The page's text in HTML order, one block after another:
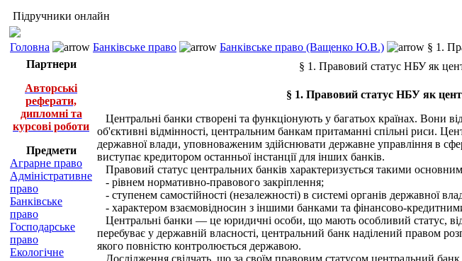
Підручники онлайн
Головна Банківське право Банківське право (Ващенко Ю.В.)
§ 1.
Партнери
Авторські
реферати,
дипломні та
курсові роботи
Предмети
Аграрне право
Адміністративне
право
Банківське
право
Господарське
право
Екологічне
§ 1. Правовий статус НБУ як
§ 1. Правовий статус НБУ як
Центральні банки створені та функціонують у багатьох країнах. Вони
об'єктивні відмінності, центральним банкам притаманні спільні риси.
державної влади, уповноваженим здійснювати державне управління в
виступає кредитором останньої інстанції для інших банків.
Правовий статус центральних банків характеризується такими
- рівнем нормативно-правового закріплення;
- ступенем самостійності (незалежності) в системі органів державної
- характером взаємовідносин з іншими банками та фінансово-
Центральні банки — це юридичні особи, що мають особливий статус,
перебуває у державній власності, центральний банк наділений правом
якого повністю контролюється державою.
Дослідження свідчать, що за своїм правовим статусом центральний